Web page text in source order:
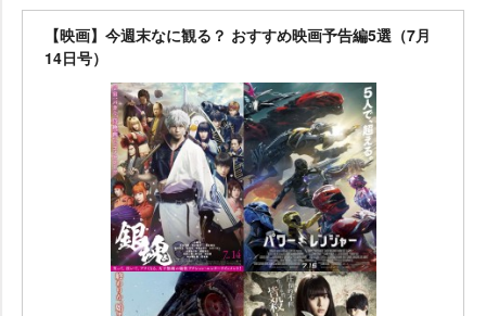
【映画】今週末なに観る？ おすすめ映画予告編5選（7月
14日号）